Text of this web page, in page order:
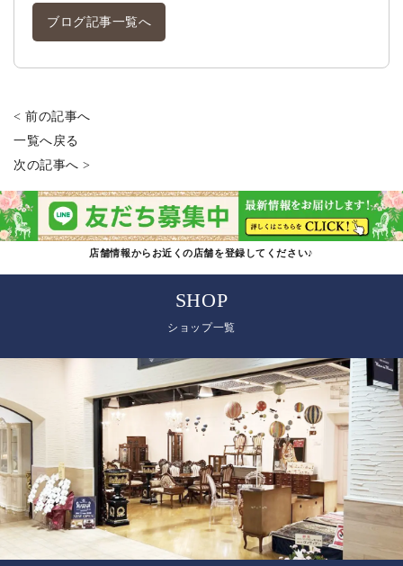
ブログ記事一覧へ
< 前の記事へ
一覧へ戻る
次の記事へ >
店舗情報からお近くの店舗を登録してください♪
SHOP
ショップ一覧